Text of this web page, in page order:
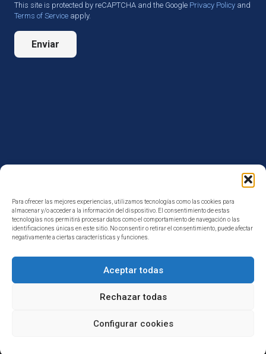
Para ofrecer las mejores experiencias, utilizamos tecnologías como las cookies para
almacenar y/o acceder a la información del dispositivo. El consentimiento de estas
tecnologías nos permitirá procesar datos como el comportamiento de navegación o las
identificaciones únicas en este sitio. No consentir o retirar el consentimiento, puede afectar
negativamente a ciertas características y funciones.
Aceptar todas
Rechazar todas
Configurar cookies
This site is protected by reCAPTCHA and the Google Privacy Policy and
Terms of Service apply.
Enviar
Carrer Vèlia, 31 · 08016 Barcelona
Contacta con nosotros